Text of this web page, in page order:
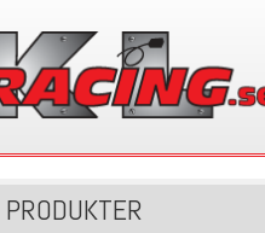
PRODUKTER